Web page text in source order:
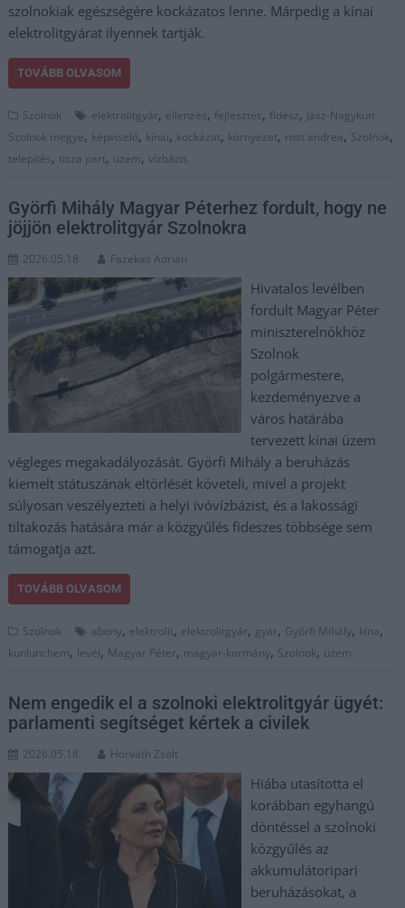
szolnokiak egészségére kockázatos lenne. Márpedig a kínai
elektrolitgyárat ilyennek tartják.
TOVÁBB OLVASOM
Szolnok elektrolitgyár, ellenzés, fejlesztés, fidesz, Jász-Nagykun
Szolnok megye, képviselő, kínai, kockázat, környezet, rost andrea, Szolnok,
telepítés, tisza part, üzem,vízbázis
Györfi Mihály Magyar Péterhez fordult, hogy ne
jöjjön elektrolitgyár Szolnokra
2026.05.18. Fazekas Adrián
Hivatalos levélben
fordult Magyar Péter
miniszterelnökhöz
Szolnok
polgármestere,
kezdeményezve a
város határába
tervezett kínai üzem
végleges megakadályozását. Györfi Mihály a beruházás
kiemelt státuszának eltörlését követeli, mivel a projekt
súlyosan veszélyezteti a helyi ivóvízbázist, és a lakossági
tiltakozás hatására már a közgyűlés fideszes többsége sem
támogatja azt.
TOVÁBB OLVASOM
Szolnok abony, elektrolit, elektrolitgyár, gyár, Győrfi Mihály, kína,
kunlunchem, levél, Magyar Péter, magyar-kormány, Szolnok, üzem
Nem engedik el a szolnoki elektrolitgyár ügyét:
parlamenti segítséget kértek a civilek
2026.05.18. Horváth Zsolt
Hiába utasította el
korábban egyhangú
döntéssel a szolnoki
közgyűlés az
akkumulátoripari
beruházásokat, a